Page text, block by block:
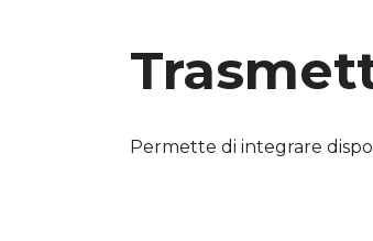
Permette di integrare